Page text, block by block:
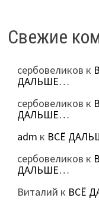
Свежие
сербовеликов к
ДАЛЬШЕ…
сербовеликов к
ДАЛЬШЕ…
adm к ВСЁ
сербовеликов к
ДАЛЬШЕ…
Виталий к ВСЁ